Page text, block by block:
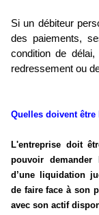
Si un débiteur
des paiements,
condition de délai,
redressement ou
Quelles doivent
L'entreprise doit
pouvoir demander
d’une liquidation
de faire face à son
avec son actif